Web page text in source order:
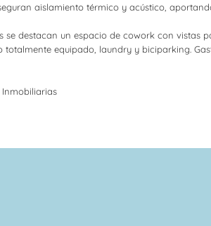
aislamiento térmico y acústico,
se destacan un espacio de cowork con
totalmente equipado, laundry y biciparking.
Inmobiliarias